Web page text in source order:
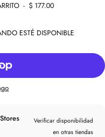
- $ 177.00
ESTÉ DISPONIBLE
Verificar disponibilidad
en otras tiendas